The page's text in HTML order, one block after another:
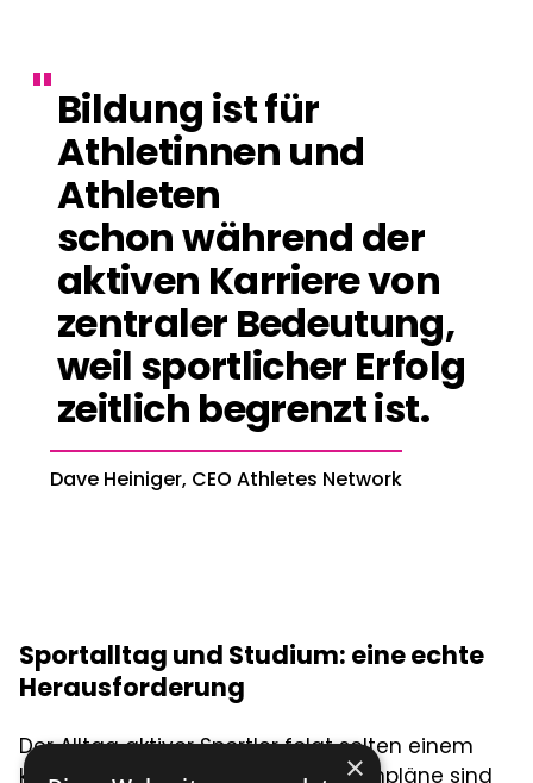
"Bildung ist für
Athletinnen und
Athleten
schon während der
aktiven Karriere von
zentraler Bedeutung,
weil sportlicher Erfolg
zeitlich begrenzt ist.
Dave Heiniger, CEO Athletes Network
Sportalltag und Studium: eine echte
Herausforderung
Der Alltag aktiver Sportler folgt selten einem
klassischen Rhythmus. Fixe Stundenpläne sind
×